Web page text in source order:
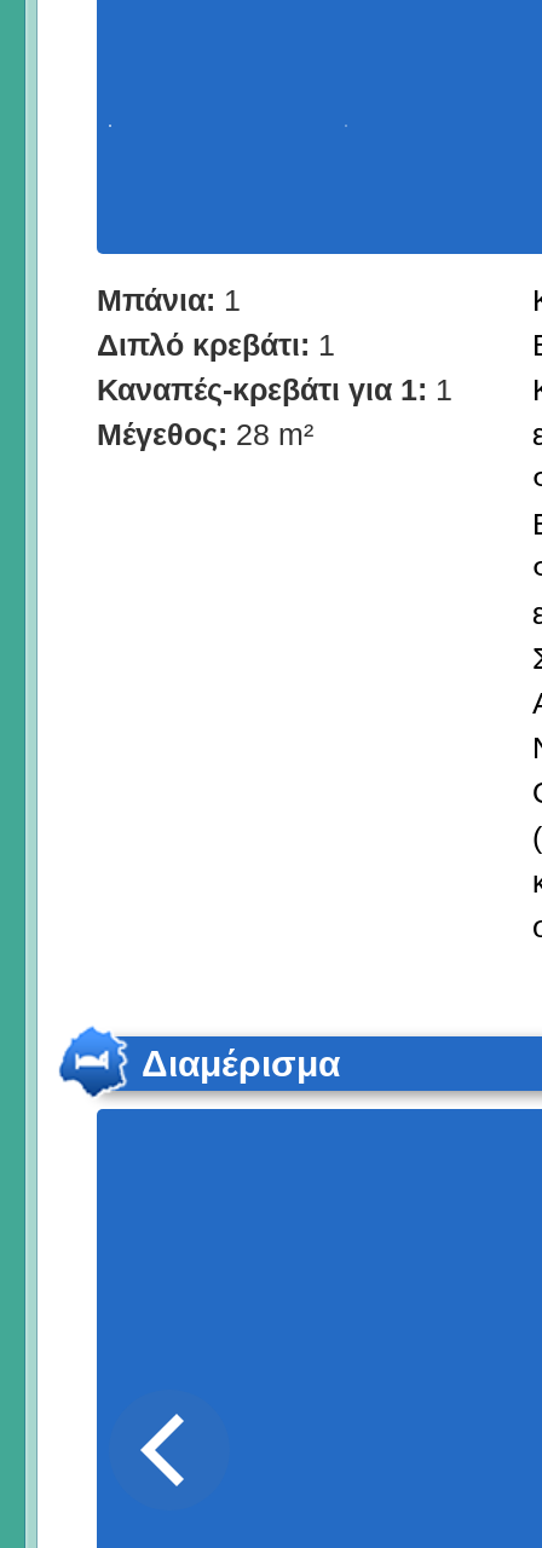
Μπάνια: 1
Διπλό κρεβάτι: 1
Καναπές-κρεβάτι για 1: 1
Μέγεθος: 28 m²
Διαμέρισμα